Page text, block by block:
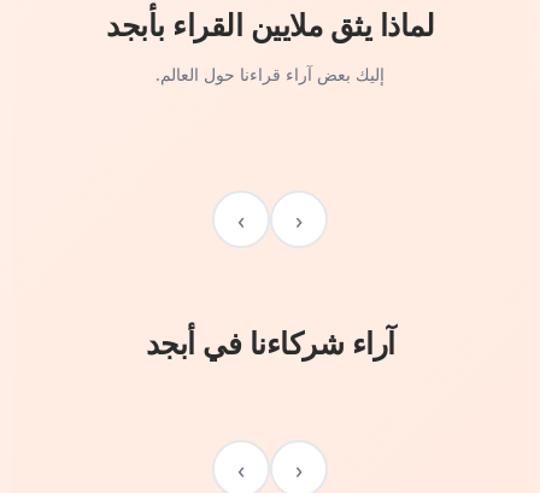
لماذا يثق ملايين القراء بأبجد
إليك بعض آراء قراءنا حول العالم.
‹
›
آراء شركاءنا في أبجد
‹
›